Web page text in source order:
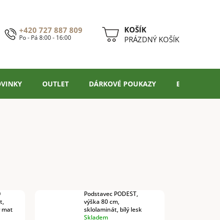
+420 727 887 809
Po - Pá 8:00 - 16:00
NÁKUPNÍPRÁZDNÝ KOŠÍK
OUTLET DÁRKOVÉ POUKAZY BLOG
mat
Podstavec PODEST,
výška 80 cm,
sklolaminát, bílý lesk
Skladem